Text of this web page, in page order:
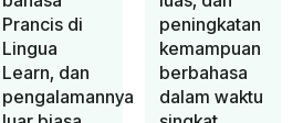
Prancis di
Lingua
Learn, dan
pengalamannya
peningkatan
kemampuan
berbahasa
dalam waktu